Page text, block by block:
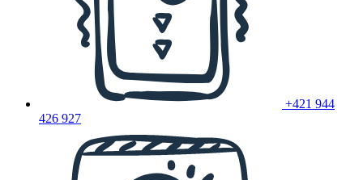
+421 944
426 927